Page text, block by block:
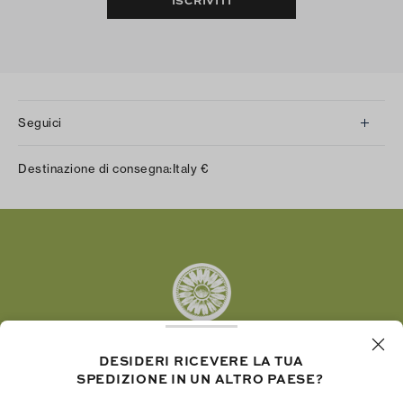
Seguici
Twitter
LinkedIn
Destinazione di consegna:Italy €
La Fondazione Tory Burch promuove
DESIDERI RICEVERE LA TUA
SPEDIZIONE IN UN ALTRO PAESE?